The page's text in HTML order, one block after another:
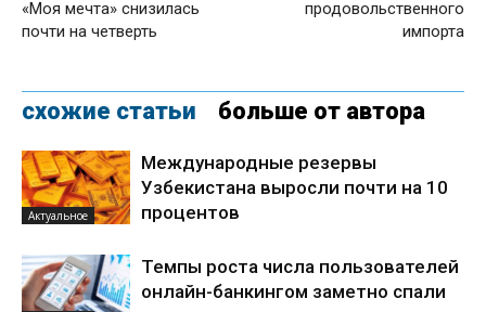
«Моя мечта» снизилась
почти на четверть
продовольственного
импорта
схожие статьи больше от автора
Актуальное
Международные резервы
Узбекистана выросли почти на 10
процентов
Темпы роста числа пользователей
онлайн-банкингом заметно спали